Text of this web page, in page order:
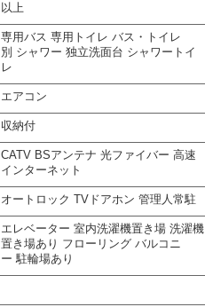
以上
専用バス 専用トイレ バス・トイレ
別 シャワー 独立洗面台 シャワートイ
レ
エアコン
収納付
CATV BSアンテナ 光ファイバー 高速
インターネット
オートロック TVドアホン 管理人常駐
エレベーター 室内洗濯機置き場 洗濯機
置き場あり フローリング バルコニ
ー 駐輪場あり